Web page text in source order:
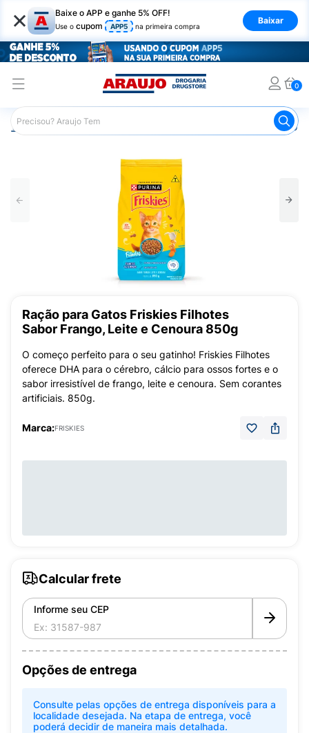
× Baixe o APP e ganhe 5% OFF!
Use o cupom APP5 na primeira compra
Baixar
0
Araujo Pet Shop Ração
Ração para Gatos Friskies Filhotes
Sabor Frango, Leite e Cenoura 850g
O começo perfeito para o seu gatinho! Friskies Filhotes
oferece DHA para o cérebro, cálcio para ossos fortes e o
sabor irresistível de frango, leite e cenoura. Sem corantes
artificiais. 850g.
Marca:FRISKIES
Calcular frete
Informe seu CEP
Opções de entrega
Consulte pelas opções de entrega disponíveis para a
localidade desejada. Na etapa de entrega, você
poderá decidir de maneira mais detalhada.